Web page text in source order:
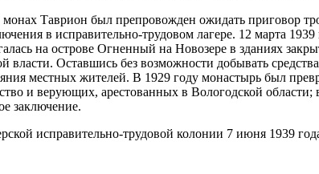
Таврион был препровожден ожидать приговор
в исправительно-трудовом лагере. 12 марта
на острове Огненный на Новозере в зданиях
власти. Оставшись без возможности добывать
местных жителей. В 1929 году монастырь был
и верующих, арестованных в Вологодской
заключение.
исправительно-трудовой колонии 7 июня 1939